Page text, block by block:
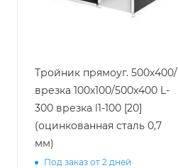
Тройник прямоуг. 500х400/
врезка 100х100/500х400 L-
300 врезка l1-100 [20]
(оцинкованная сталь 0,7
мм)
Под заказ от 2 дней